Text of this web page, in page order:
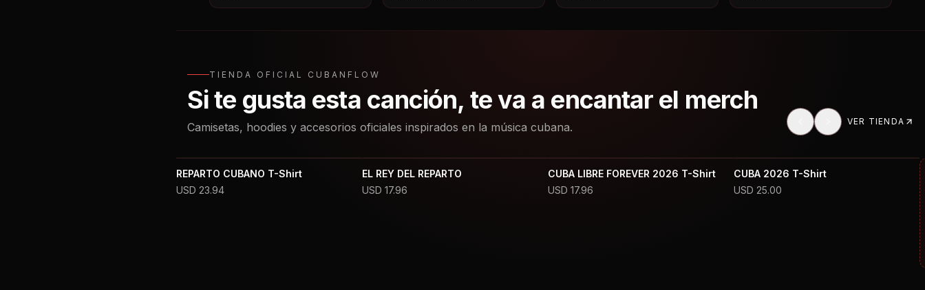
TIENDA OFICIAL CUBANFLOW
Si te gusta esta canción, te va a encantar el merch
Camisetas, hoodies y accesorios oficiales inspirados en la música cubana. VER TIENDA
REPARTO CUBANO T-Shirt
USD 23.94
EL REY DEL REPARTO
USD 17.96
CUBA LIBRE FOREVER 2026 T-Shirt
USD 17.96
CUBA 2026 T-Shirt
USD 25.00